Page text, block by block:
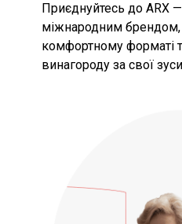
Приєднуйтесь до ARX —
міжнародним
комфортному форматі
винагороду за свої